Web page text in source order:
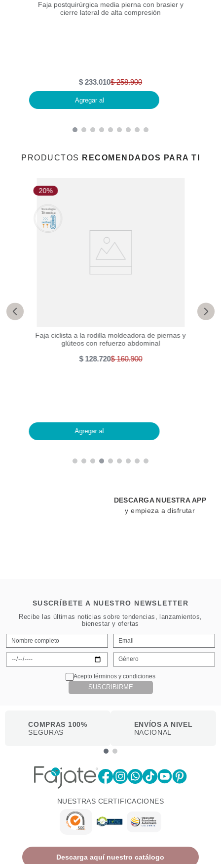
Faja postquirúrgica media pierna con brasier y
cierre lateral de alta compresión
$ 258.900
$ 233.010
Agregar al
PRODUCTOS RECOMENDADOS PARA TI
20%
Faja ciclista a la rodilla moldeadora de piernas y
glúteos con refuerzo abdominal
$ 160.900
$ 128.720
Agregar al
DESCARGA NUESTRA APP
y empieza a disfrutar
SUSCRÍBETE A NUESTRO NEWSLETTER
Recibe las últimas noticias sobre tendencias, lanzamientos,
bienestar y ofertas
Acepto términos y condiciones
SUSCRIBIRME
COMPRAS 100%
SEGURAS
ENVÍOS A NIVEL
NACIONAL
NUESTRAS CERTIFICACIONES
Descarga aquí nuestro catálogo